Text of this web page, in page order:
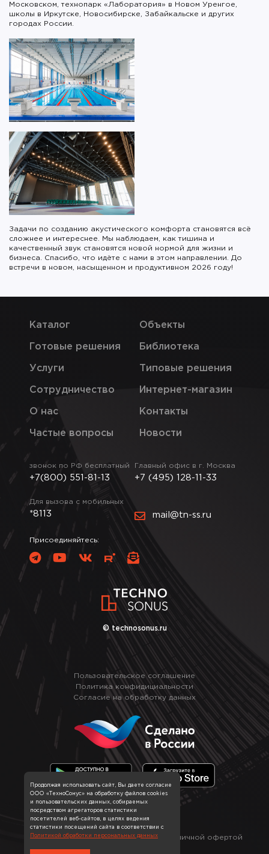
Московском, технопарк «Лаборатория» в Новом Уренгое,
школы в Иркутске, Новосибирске, Забайкальске и других
городах России.
Задачи по созданию акустического комфорта становятся всё
сложнее и интереснее. Мы наблюдаем, как тишина и
качественный звук становятся новой нормой для жизни и
бизнеса. Спасибо, что идёте с нами в этом направлении. До
встречи в новом, насыщенном и продуктивном 2026 году!
© technosonus.ru
Пользовательское соглашение
Политика конфидициальности
Согласие на обработку данных
Каталог
Готовые решения
Услуги
Сотрудничество
О нас
Частые вопросы
Объекты
Библиотека
Типовые решения
Интернет-магазин
Контакты
Новости
звонок по РФ бесплатный
+7(800) 551-81-13
Главный офис в г. Москва
+7 (495) 128-11-33
Для вызова с мобильных
*8113 mail@tn-ss.ru
Присоединяйтесь:
Информация на сайте не является публичной офертой
Продолжая использовать сайт, Вы даете согласие
ООО «ТехноСонус» на обработку файлов cookies
и пользовательских данных, собираемых
посредством агрегаторов статистики
посетителей веб-сайтов, в целях ведения
статистики посещений сайта в соответствии с
Политикой обработки персональных данных